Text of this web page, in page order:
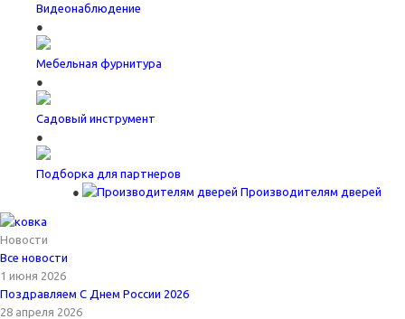
Видеонаблюдение
Мебельная фурнитура
Садовый инструмент
Подборка для партнеров
Производителям дверей
Новости
Все новости
1 июня 2026
Поздравляем С Днем России 2026
28 апреля 2026